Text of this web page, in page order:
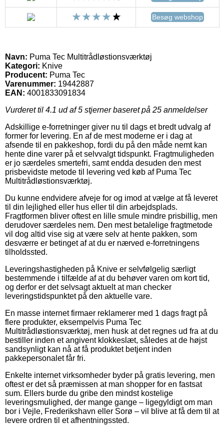
Besøg webshop
Navn: Puma Tec Multitrådløstionsværktøj
Kategori: Knive
Producent: Puma Tec
Varenummer: 19442887
EAN: 4001833091834
Vurderet til 4.1 ud af 5 stjerner baseret på 25 anmeldelser
Adskillige e-forretninger giver nu til dags et bredt udvalg af
former for levering. En af de mest moderne er i dag at
afsende til en pakkeshop, fordi du på den måde nemt kan
hente dine varer på et selvvalgt tidspunkt. Fragtmuligheden
er jo særdeles smertefri, samt endda desuden den mest
prisbevidste metode til levering ved køb af Puma Tec
Multitrådløstionsværktøj.
Du kunne endvidere afveje for og imod at vælge at få leveret
til din lejlighed eller hus eller til din arbejdsplads.
Fragtformen bliver oftest en lille smule mindre prisbillig, men
derudover særdeles nem. Den mest betalelige fragtmetode
vil dog altid vise sig at være selv at hente pakken, som
desværre er betinget af at du er nærved e-forretningens
tilholdssted.
Leveringshastigheden på Knive er selvfølgelig særligt
bestemmende i tilfælde af at du behøver varen om kort tid,
og derfor er det selvsagt aktuelt at man checker
leveringstidspunktet på den aktuelle vare.
En masse internet firmaer reklamerer med 1 dags fragt på
flere produkter, eksempelvis Puma Tec
Multitrådløstionsværktøj, men husk at det regnes ud fra at du
bestiller inden et angivent klokkeslæt, således at de højst
sandsynligt kan nå at få produktet betjent inden
pakkepersonalet får fri.
Enkelte internet virksomheder byder på gratis levering, men
oftest er det så præmissen at man shopper for en fastsat
sum. Ellers burde du gribe den mindst kostelige
leveringsmulighed, der mange gange – ligegyldigt om man
bor i Vejle, Frederikshavn eller Sorø – vil blive at få dem til at
levere ordren til et afhentningssted.